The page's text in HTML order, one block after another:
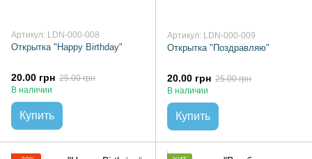
Артикул: LDN-000-008
Открытка "Happy Birthday"
20.00 грн 25.00 грн
В наличии
Купить
Артикул: LDN-000-009
Открытка "Поздравляю"
20.00 грн 25.00 грн
В наличии
Купить